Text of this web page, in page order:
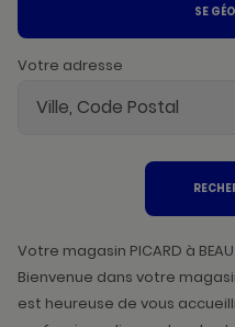
SE
Votre adresse
Votre magasin PICARD à
Bienvenue dans votre magasin
est heureuse de vous